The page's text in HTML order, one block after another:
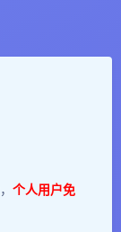
， 个人用户免